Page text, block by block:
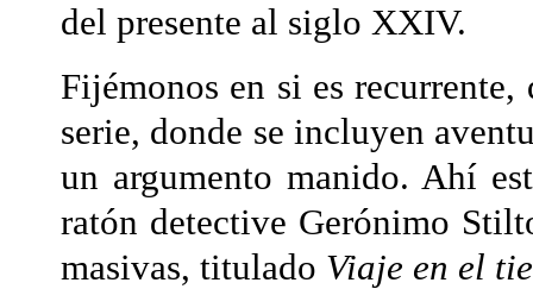
del presente al siglo XXIV.
Fijémonos en si es
serie, donde se incluyen
un argumento manido. Ahí
ratón detective Gerónimo
masivas, titulado Viaje en el